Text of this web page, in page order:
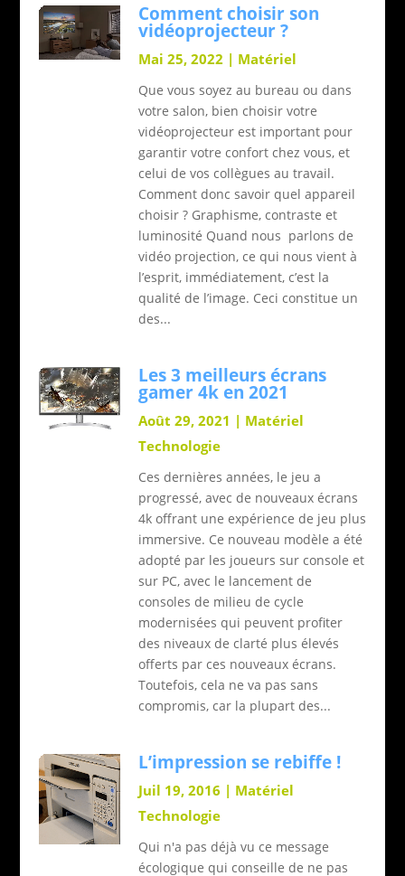
Comment choisir son
vidéoprojecteur ?
Mai 25, 2022 | Matériel
Que vous soyez au bureau ou dans
votre salon, bien choisir votre
vidéoprojecteur est important pour
garantir votre confort chez vous, et
celui de vos collègues au travail.
Comment donc savoir quel appareil
choisir ? Graphisme, contraste et
luminosité Quand nous parlons de
vidéo projection, ce qui nous vient à
l’esprit, immédiatement, c’est la
qualité de l’image. Ceci constitue un
des...
Les 3 meilleurs écrans
gamer 4k en 2021
Août 29, 2021 | Matériel
Technologie
Ces dernières années, le jeu a
progressé, avec de nouveaux écrans
4k offrant une expérience de jeu plus
immersive. Ce nouveau modèle a été
adopté par les joueurs sur console et
sur PC, avec le lancement de
consoles de milieu de cycle
modernisées qui peuvent profiter
des niveaux de clarté plus élevés
offerts par ces nouveaux écrans.
Toutefois, cela ne va pas sans
compromis, car la plupart des...
L’impression se rebiffe !
Juil 19, 2016 | Matériel
Technologie
Qui n'a pas déjà vu ce message
écologique qui conseille de ne pas